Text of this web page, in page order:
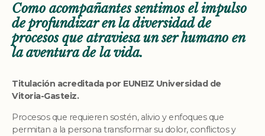
Como acompañantes sentimos el impulso
de profundizar en la diversidad de
procesos que atraviesa un ser humano en
la aventura de la vida.
Titulación acreditada por EUNEIZ Universidad de
Vitoria-Gasteiz.
Procesos que requieren sostén, alivio y enfoques que
permitan a la persona transformar su dolor, conflictos y